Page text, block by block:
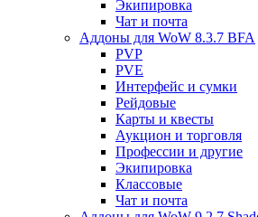
Экипировка
Чат и почта
Аддоны для WoW 8.3.7 BFA
PVP
PVE
Интерфейс и сумки
Рейдовые
Карты и квесты
Аукцион и торговля
Профессии и другие
Экипировка
Классовые
Чат и почта